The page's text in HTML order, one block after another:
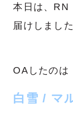
本日は、RN
届けしました
OAしたのは
白雪 / マ